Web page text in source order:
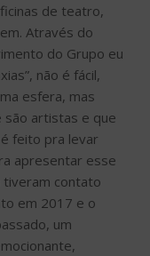
de teatro,
Através do
do Grupo eu
não é fácil,
esfera, mas
são artistas e que
feito pra levar
apresentar esse
tiveram contato
em 2017 e o
um